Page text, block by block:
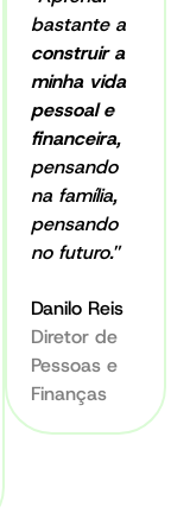
de
e
e
fiscal
Já
em
presença
regular
na
SIC
como
especialista
em
comportamento
humano
bastante a
construir a
minha vida
pessoal e
financeira,
pensando
na família,
pensando
no futuro.”
Danilo Reis
Diretor de
Pessoas e
Finanças